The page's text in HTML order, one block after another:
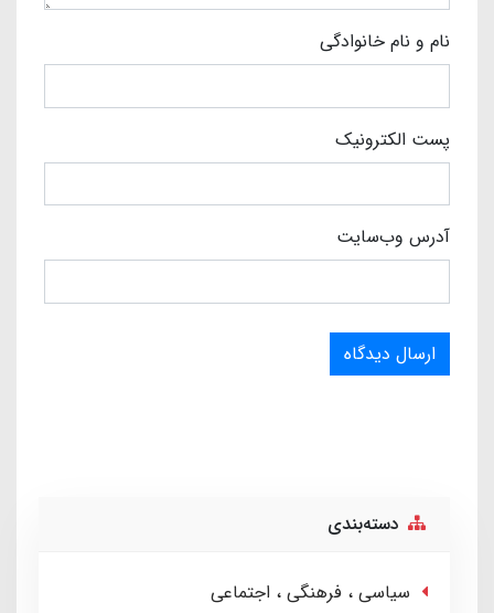
نام و نام خانوادگی
پست الکترونیک
آدرس وب‌سایت
ارسال دیدگاه
دسته‌بندی
سیاسی ، فرهنگی ، اجتماعی